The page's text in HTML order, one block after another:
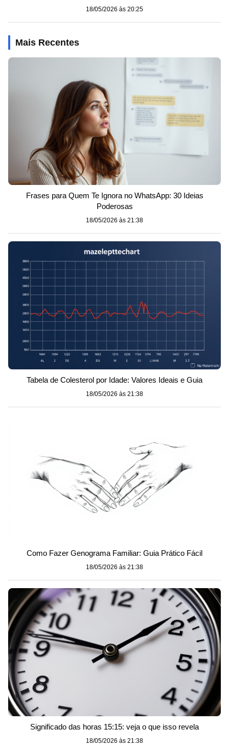
18/05/2026 às 20:25
Mais Recentes
Frases para Quem Te Ignora no WhatsApp: 30 Ideias
Poderosas
18/05/2026 às 21:38
Tabela de Colesterol por Idade: Valores Ideais e Guia
18/05/2026 às 21:38
Como Fazer Genograma Familiar: Guia Prático Fácil
18/05/2026 às 21:38
Significado das horas 15:15: veja o que isso revela
18/05/2026 às 21:38